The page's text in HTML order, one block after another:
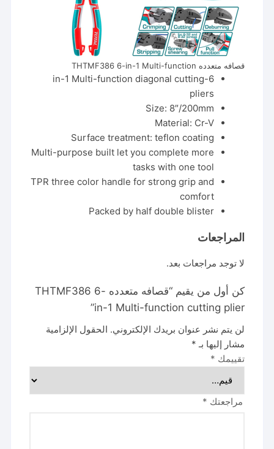
قصافه متعدده THTMF386 6-in-1 Multi-function
6-in-1 Multi-function diagonal cutting
pliers
Size: 8″/200mm
Material: Cr-V
Surface treatment: teflon coating
Multi-purpose built let you complete more
tasks with one tool
TPR three color handle for strong grip and
comfort
Packed by half double blister
المراجعات
لا توجد مراجعات بعد.
كن أول من يقيم “قصافه متعدده THTMF386 6-
in-1 Multi-function cutting plier”
لن يتم نشر عنوان بريدك الإلكتروني. الحقول الإلزامية
مشار إليها بـ *
تقييمك *
مراجعتك *